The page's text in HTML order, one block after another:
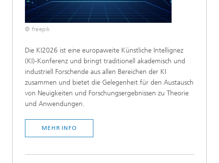
© freepik
Die KI2026 ist eine europaweite Künstliche Intellignez
(KI)-Konferenz und bringt traditionell akademisch und
industriell Forschende aus allen Bereichen der KI
zusammen und bietet die Gelegenheit für den Austausch
von Neuigkeiten und Forschungsergebnissen zu Theorie
und Anwendungen.
MEHR INFO